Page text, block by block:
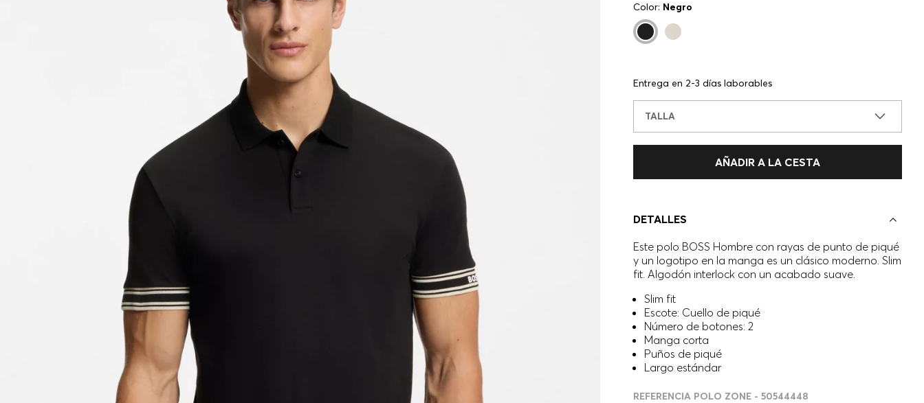
Color: Negro
Entrega en 2-3 días laborables
TALLA
AÑADIR A LA CESTA
DETALLES
Este polo BOSS Hombre con rayas de punto de piqué
y un logotipo en la manga es un clásico moderno. Slim
fit. Algodón interlock con un acabado suave.
Slim fit
Escote: Cuello de piqué
Número de botones: 2
Manga corta
Puños de piqué
Largo estándar
REFERENCIA POLO ZONE - 50544448